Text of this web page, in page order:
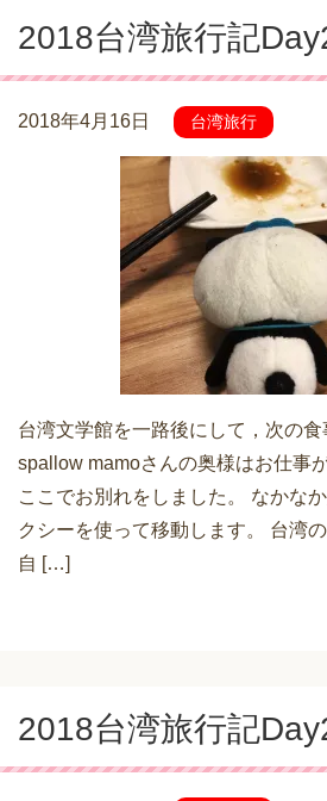
2018台湾旅行記
2018年4月16日 台湾旅行
台湾文学館を一路後にして，次の食
spallow mamoさんの奥様はお仕事
ここでお別れをしました。 なかな
クシーを使って移動します。 台湾
自 […]
2018台湾旅行記